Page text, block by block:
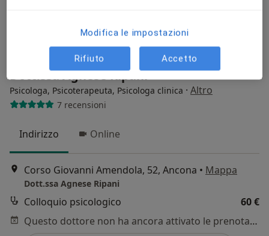
Dott.ssa Agnese Ripani
Psicologa, Psicoterapeuta, Psicologa clinica · Altro
7 recensioni
Indirizzo Online
Corso Giovanni Amendola, 52, Ancona • Mappa
Dott.ssa Agnese Ripani
Colloquio psicologico
60 €
Questo dottore non ha ancora attivato le prenotazioni online presso questo indirizzo.
Modifica le impostazioni
Rifiuto Accetto